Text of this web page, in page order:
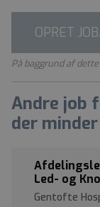
OPRET
På baggrund af
Andre job
der
Led- og
Gentofte